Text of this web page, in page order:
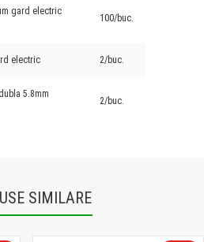
gard electric
100/buc.
electric 2/buc.
5.8mm
2/buc.
SIMILARE